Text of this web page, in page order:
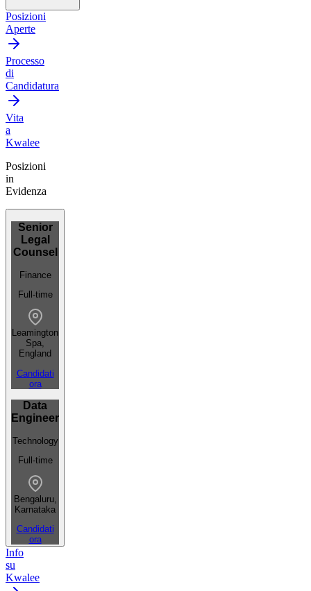
Posizioni
Aperte
Processo
di
Candidatura
Vita
a
Kwalee
Posizioni
in
Evidenza
Senior
Legal
Counsel
Finance
Full-time
Leamington
Spa,
England
Candidati
ora
Data
Engineer
Technology
Full-time
Bengaluru,
Karnataka
Candidati
ora
Info
su
Kwalee